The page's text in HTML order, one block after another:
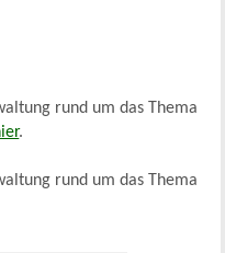
rund um das Thema
.
rund um das Thema